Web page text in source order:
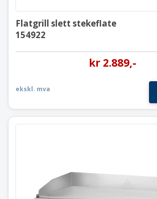
Flatgrill slett stekeflate
154922
kr2.889,-
ekskl. mva